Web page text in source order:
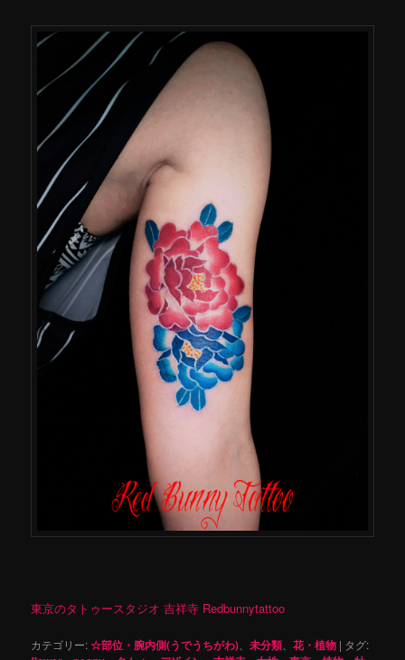
東京のタトゥースタジオ 吉祥寺 Redbunnytattoo
カテゴリー:☆部位・腕内側(うでうちがわ) 、未分類 、花・植物 | タグ: